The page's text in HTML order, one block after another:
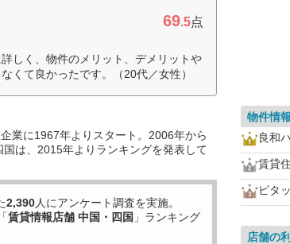
69.5点
しく、物件のメリット、デメリットや
くて良かったです。（20代／女性）
業に1967年よりスタート。2006年から
は、2015年よりランキングを発表して
2,390人にアンケート調査を実施。
賃貸情報店舗 中国・四国 」ランキング
物件情
良和
賃貸
ピタ
店舗の